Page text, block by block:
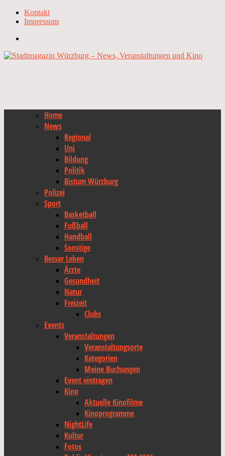
Kontakt
Impressum
Home
News
Regional
Uni
Bildung
Politik
Bistum Würzburg
Polizei
Sport
Basketball
Fußball
Handball
Sonstige
Besser Leben
Ärzte
Gesundheit
Natur
Freizeit
Clubs
Events
Veranstaltungen
Veranstaltungsorte
Kategorien
Meine Buchungen
Event eintragen
Kino
Aktuelle Kinofilme
Kinoprogramme
NightLife
Kultur
Fotos